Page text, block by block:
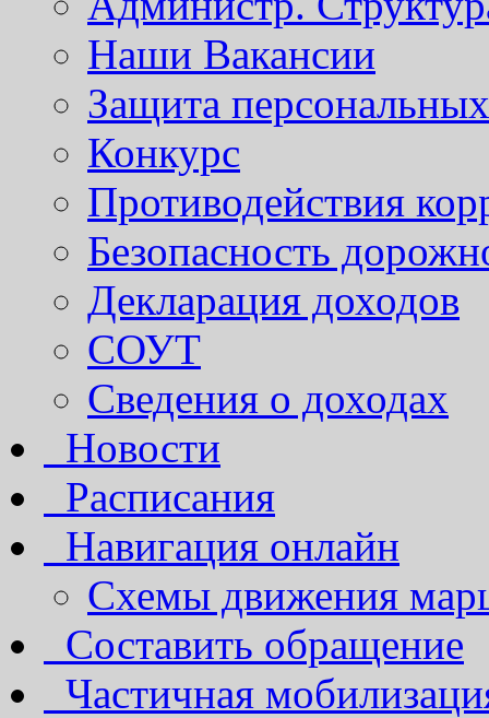
Наши Вакансии
Защита
Конкурс
Противодействия
Безопасность
Декларация доходов
СОУТ
Сведения о доходах
Новости
Расписания
Навигация онлайн
Схемы движения
Составить обращение
Частичная